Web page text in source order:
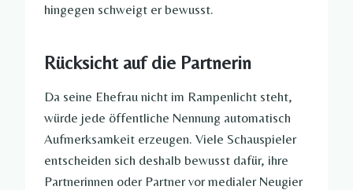
hingegen schweigt er bewusst.
Rücksicht auf die Partnerin
Da seine Ehefrau nicht im Rampenlicht steht,
würde jede öffentliche Nennung automatisch
Aufmerksamkeit erzeugen. Viele Schauspieler
entscheiden sich deshalb bewusst dafür, ihre
Partnerinnen oder Partner vor medialer Neugier